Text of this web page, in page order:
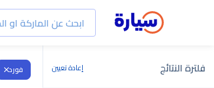
فلترة النتائج إعادة تعيين فورد